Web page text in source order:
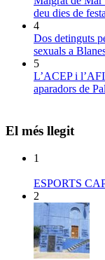
deu dies de
4
Dos detinguts
sexuals a
5
L’ACEP i
aparadors de
El més llegit
1
ESPORTS
2